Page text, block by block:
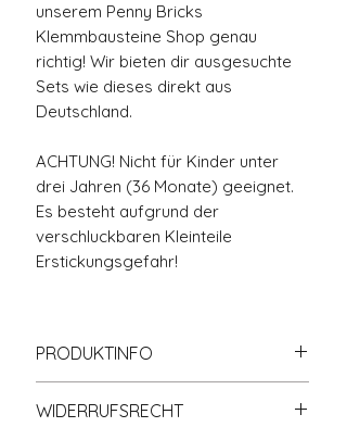
unserem Penny Bricks
Klemmbausteine Shop genau
richtig! Wir bieten dir ausgesuchte
Sets wie dieses direkt aus
Deutschland.
ACHTUNG! Nicht für Kinder unter
drei Jahren (36 Monate) geeignet.
Es besteht aufgrund der
verschluckbaren Kleinteile
Erstickungsgefahr!
PRODUKTINFO
gängigen Klemmbaustein-
WIDERRUFSRECHT